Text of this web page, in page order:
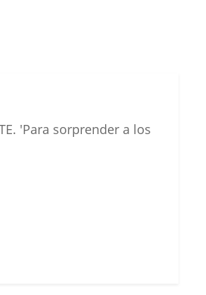
'Para sorprender a los